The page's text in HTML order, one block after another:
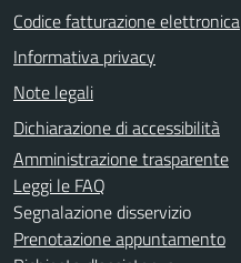
Codice fatturazione elettronica
Informativa privacy
Note legali
Dichiarazione di accessibilità
Amministrazione trasparente
Leggi le FAQ
Segnalazione disservizio
Prenotazione appuntamento